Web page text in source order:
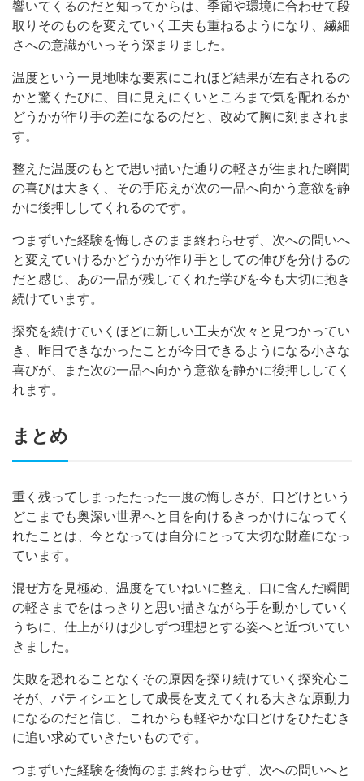
響いてくるのだと知ってからは、季節や環境に合わせて段
取りそのものを変えていく工夫も重ねるようになり、繊細
さへの意識がいっそう深まりました。
温度という一見地味な要素にこれほど結果が左右されるの
かと驚くたびに、目に見えにくいところまで気を配れるか
どうかが作り手の差になるのだと、改めて胸に刻まされま
す。
整えた温度のもとで思い描いた通りの軽さが生まれた瞬間
の喜びは大きく、その手応えが次の一品へ向かう意欲を静
かに後押ししてくれるのです。
つまずいた経験を悔しさのまま終わらせず、次への問いへ
と変えていけるかどうかが作り手としての伸びを分けるの
だと感じ、あの一品が残してくれた学びを今も大切に抱き
続けています。
探究を続けていくほどに新しい工夫が次々と見つかってい
き、昨日できなかったことが今日できるようになる小さな
喜びが、また次の一品へ向かう意欲を静かに後押ししてく
れます。
まとめ
重く残ってしまったたった一度の悔しさが、口どけという
どこまでも奥深い世界へと目を向けるきっかけになってく
れたことは、今となっては自分にとって大切な財産になっ
ています。
混ぜ方を見極め、温度をていねいに整え、口に含んだ瞬間
の軽さまでをはっきりと思い描きながら手を動かしていく
うちに、仕上がりは少しずつ理想とする姿へと近づいてい
きました。
失敗を恐れることなくその原因を探り続けていく探究心こ
そが、パティシエとして成長を支えてくれる大きな原動力
になるのだと信じ、これからも軽やかな口どけをひたむき
に追い求めていきたいものです。
つまずいた経験を後悔のまま終わらせず、次への問いへと